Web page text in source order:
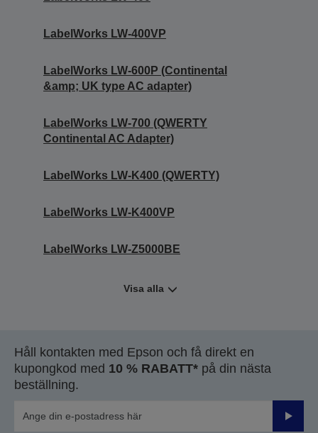
LabelWorks LW-400VP
LabelWorks LW-600P (Continental
&amp; UK type AC adapter)
LabelWorks LW-700 (QWERTY
Continental AC Adapter)
LabelWorks LW-K400 (QWERTY)
LabelWorks LW-K400VP
LabelWorks LW-Z5000BE
Visa alla
Håll kontakten med Epson och få direkt en
kupongkod med 10 % RABATT* på din nästa
beställning.
Skicka